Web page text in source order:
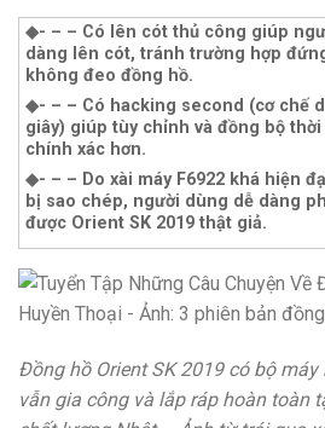
◆- – – Có lên cót thủ công giúp
dàng lên cót, tránh trường hợp
không đeo đồng hồ.
◆- – – Có hacking second (cơ chế
giây) giúp tùy chỉnh và đồng bộ
chính xác hơn.
◆- – – Do xài máy F6922 khá hiện
bị sao chép, người dùng dễ dàng
được Orient SK 2019 thật giả.
Đồng hồ Orient SK 2019 có bộ
vẫn gia công và lắp ráp hoàn toàn